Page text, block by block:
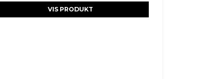
VIS PRODUKT